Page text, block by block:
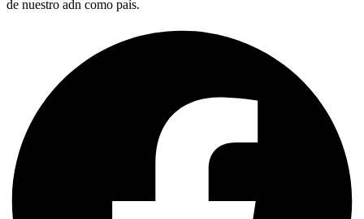
de nuestro adn como país.